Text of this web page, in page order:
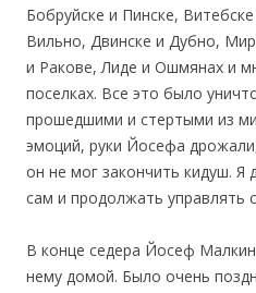
Бобруйске и Пинске,
Вильно, Двинске и Дубно,
и Ракове, Лиде и Ошмянах и
поселках. Все это было
прошедшими и стертыми из
эмоций, руки Йосефа
он не мог закончить кидуш. Я
сам и продолжать управлять
В конце седера Йосеф
нему домой. Было очень